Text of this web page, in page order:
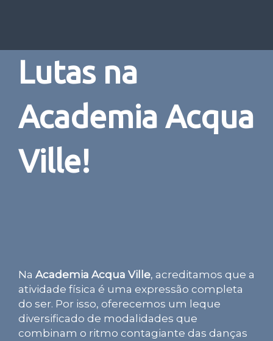
Lutas na
Academia Acqua
Ville!
Na Academia Acqua Ville, acreditamos que a
atividade física é uma expressão completa
do ser. Por isso, oferecemos um leque
diversificado de modalidades que
combinam o ritmo contagiante das danças